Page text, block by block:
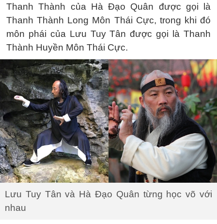
Thanh Thành của Hà Đạo Quân được gọi là
Thanh Thành Long Môn Thái Cực, trong khi đó
môn phái của Lưu Tuy Tân được gọi là Thanh
Thành Huyền Môn Thái Cực.
Lưu Tuy Tân và Hà Đạo Quân từng học võ với
nhau